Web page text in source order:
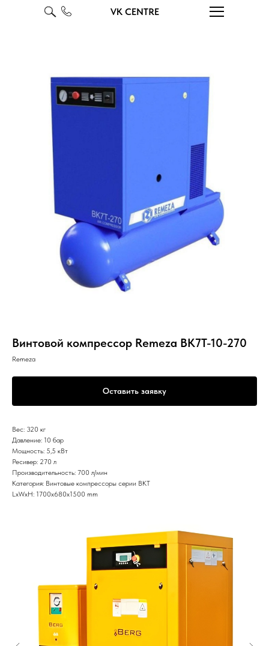
VK CENTRE
Винтовой компрессор Remeza ВК7Т-10-270
Remeza
Оставить заявку
Вес: 320 кг
Давление: 10 бар
Мощность: 5,5 кВт
Ресивер: 270 л
Производительность: 700 л/мин
Категория: Винтовые компрессоры серии ВКТ
LxWxH: 1700x680x1500 mm